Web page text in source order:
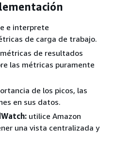
e interprete
de carga de trabajo.
de resultados
las métricas puramente
de los picos, las
en sus datos.
utilice Amazon
una vista centralizada y